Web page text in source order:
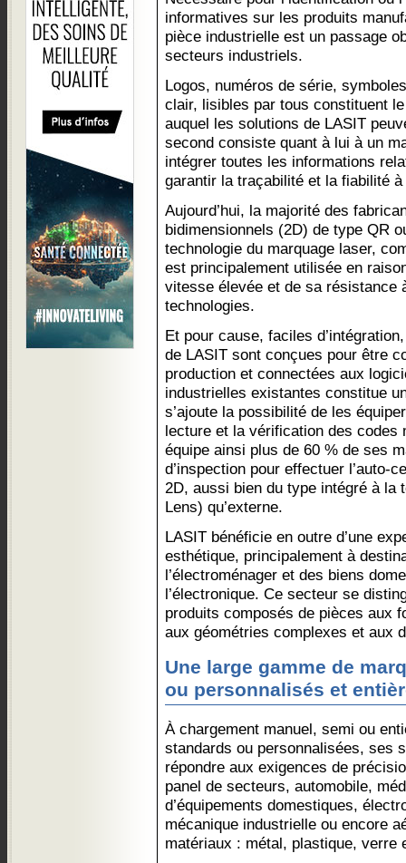
informatives sur les produits
pièce industrielle est un passage
secteurs industriels.
Logos, numéros de série,
clair, lisibles par tous constituent
auquel les solutions de LASIT
second consiste quant à lui à un
intégrer toutes les informations
garantir la traçabilité et la fiabilité
Aujourd’hui, la majorité des
bidimensionnels (2D) de type QR
technologie du marquage laser,
est principalement utilisée en
vitesse élevée et de sa résistance
technologies.
Et pour cause, faciles
de LASIT sont conçues pour être
production et connectées aux
industrielles existantes constitue
s’ajoute la possibilité de les
lecture et la vérification des codes
équipe ainsi plus de 60 % de ses
d’inspection pour effectuer l’auto-
2D, aussi bien du type intégré à la
Lens) qu’externe.
LASIT bénéficie en outre d’une
esthétique, principalement à
l’électroménager et des biens
l’électronique. Ce secteur se
produits composés de pièces aux
aux géométries complexes et aux
Une large gamme de
ou personnalisés et
À chargement manuel, semi ou
standards ou personnalisées, ses
répondre aux exigences de
panel de secteurs, automobile,
d’équipements domestiques,
mécanique industrielle ou encore
matériaux : métal, plastique, verre